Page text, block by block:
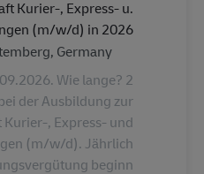
Kurier-, Express- u.
(m/w/d) in 2026
الموقع
Germany
Wie lange? 2
der Ausbildung zur
Kurier-, Express- und
(m/w/d). Jährlich
beginn...